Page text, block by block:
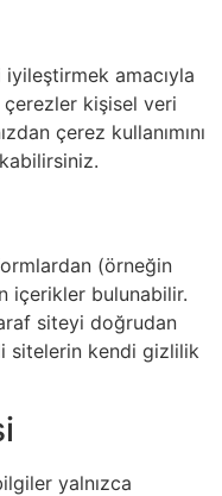
amacıyla
kişisel veri
çerez kullanımını
(örneğin
içerikler bulunabilir.
siteyi doğrudan
sitelerin kendi gizlilik
yalnızca